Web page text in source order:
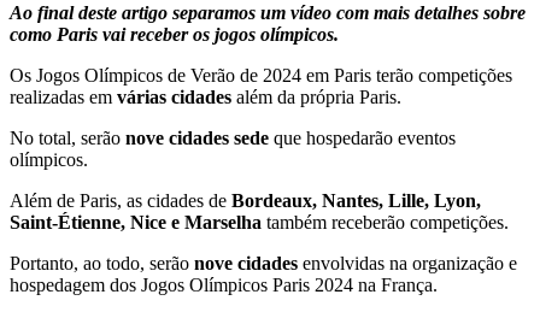
Ao final deste artigo separamos um vídeo com mais detalhes sobre
como Paris vai receber os jogos olímpicos.
Os Jogos Olímpicos de Verão de 2024 em Paris terão competições
realizadas em várias cidades além da própria Paris.
No total, serão nove cidades sede que hospedarão eventos
olímpicos.
Além de Paris, as cidades de Bordeaux, Nantes, Lille, Lyon,
Saint-Étienne, Nice e Marselha também receberão competições.
Portanto, ao todo, serão nove cidades envolvidas na organização e
hospedagem dos Jogos Olímpicos Paris 2024 na França.